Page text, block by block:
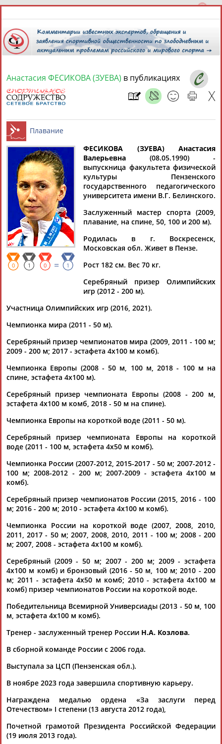
7 августа 2026 года,05:42
СПОРТСМЕНЫ, ТРЕНЕРЫ И СПЕЦИАЛИСТЫ
Найдено: 1персона Расширенный поиск
Анастасия
ФЕСИКОВА
Ваш запрос: "Анастасия ФЕСИКОВА (ЗУЕВА)"
ТАБЛО АКТИВНОСТИ
ЦЕЛИ ПРОЕКТА КОНТАКТЫ
© Стадион, 1998-2026
Разработка и поддержка ООО НАИТ «Стадион»
Адресов в новостной рассылке: 996
Подпишись
Анастасия ФЕСИКОВА (ЗУЕВА) в публикациях
Плавание
0 1 0 = 1
ФЕСИКОВА (ЗУЕВА) Анастасия
Валерьевна (08.05.1990) -
выпускница факультета физической
культуры Пензенского
государственного педагогического
университета имени В.Г. Белинского.
Заслуженный мастер спорта (2009,
плавание, на спине, 50, 100 и 200 м).
Родилась в г. Воскресенск,
Московская обл. Живет в Пензе.
Рост 182 см. Вес 70 кг.
Серебряный призер Олимпийских
игр (2012 - 200 м).
Участница Олимпийских игр (2016, 2021).
Чемпионка мира (2011 - 50 м).
Серебряный призер чемпионатов мира (2009, 2011 - 100 м;
2009 - 200 м; 2017 - эстафета 4х100 м комб).
Чемпионка Европы (2008 - 50 м, 100 м, 2018 - 100 м на
спине, эстафета 4х100 м).
Серебряный призер чемпионата Европы (2008 - 200 м,
эстафета 4х100 м комб, 2018 - 50 м на спине).
Чемпионка Европы на короткой воде (2011 - 50 м).
Серебряный призер чемпионата Европы на короткой
воде (2011 - 100 м, эстафета 4х50 м комб).
Чемпионка России (2007-2012, 2015-2017 - 50 м; 2007-2012 -
100 м; 2008-2012 - 200 м; 2007-2009 - эстафета 4х100 м
комб).
Серебряный призер чемпионатов России (2015, 2016 - 100
м; 2016 - 200 м; 2010 - эстафета 4х100 м комб).
Чемпионка России на короткой воде (2007, 2008, 2010,
2011, 2017 - 50 м; 2007, 2008, 2010, 2011 - 100 м; 2008 - 200
м; 2007, 2008 - эстафета 4х100 м комб).
Серебряный (2009 - 50 м; 2007 - 200 м; 2009 - эстафета
4х100 м комб) и бронзовый (2016 - 50 м, 100 м; 2010 - 200
м; 2011 - эстафета 4х50 м комб; 2010 - эстафета 4х100 м
комб) призер чемпионатов России на короткой воде.
Победительница Всемирной Универсиады (2013 - 50 м, 100
м, эстафета 4х100 м комб).
Тренер - заслуженный тренер России Н.А. Козлова.
В сборной команде России с 2006 года.
Выступала за ЦСП (Пензенская обл.).
В ноябре 2023 года завершила спортивную карьеру.
Награждена медалью ордена «За заслуги перед
Отечеством» I степени (13 августа 2012 года),
Почетной грамотой Президента Российской Федерации
(19 июля 2013 года).